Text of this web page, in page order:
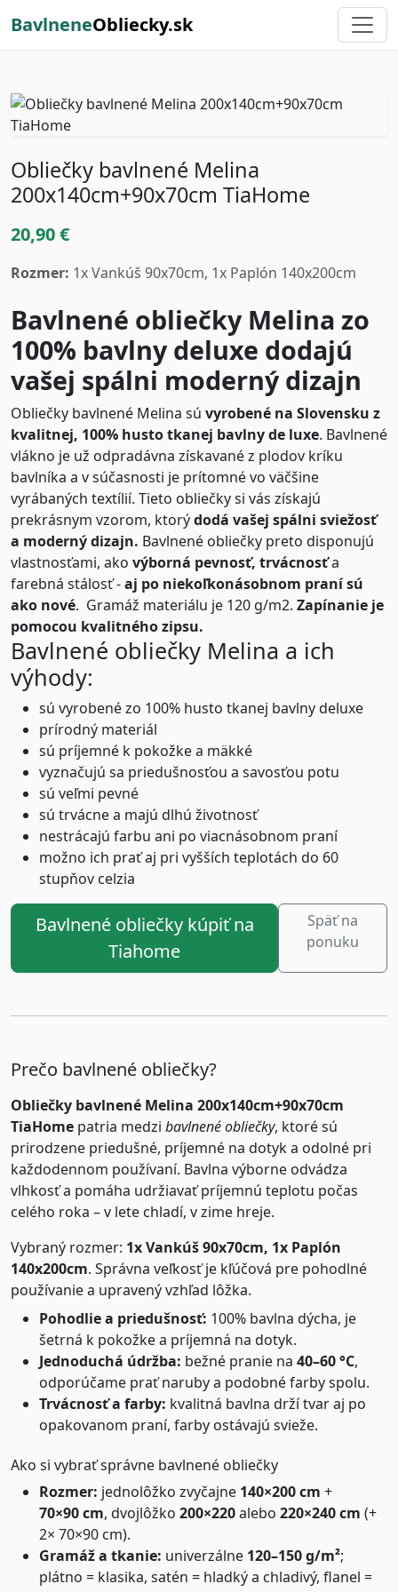
BavlneneObliecky.sk
Obliečky bavlnené Melina
200x140cm+90x70cm TiaHome
20,90 €
Rozmer: 1x Vankúš 90x70cm, 1x Paplón 140x200cm
Bavlnené obliečky Melina zo
100% bavlny deluxe dodajú
vašej spálni moderný dizajn
Obliečky bavlnené Melina sú vyrobené na Slovensku z
kvalitnej, 100% husto tkanej bavlny de luxe. Bavlnené
vlákno je už odpradávna získavané z plodov kríku
bavlníka a v súčasnosti je prítomné vo väčšine
vyrábaných textílií. Tieto obliečky si vás získajú
prekrásnym vzorom, ktorýdodá vašej spálni sviežosť
a moderný dizajn. Bavlnené obliečky preto disponujú
vlastnosťami, ako výborná pevnosť, trvácnosťa
farebná stálosť -aj po niekoľkonásobnom praní sú
ako nové. Gramáž materiálu je 120 g/m2. Zapínanie je
pomocou kvalitného zipsu.
Bavlnené obliečky Melina a ich
výhody:
sú vyrobené zo 100% husto tkanej bavlny deluxe
prírodný materiál
sú príjemné k pokožke a mäkké
vyznačujú sa priedušnosťou a savosťou potu
sú veľmi pevné
sú trvácne a majú dlhú životnosť
nestrácajú farbu ani po viacnásobnom praní
možno ich prať aj pri vyšších teplotách do 60
stupňov celzia
Bavlnené obliečky kúpiť na
Tiahome
Späť na
ponuku
Prečo bavlnené obliečky?
Obliečky bavlnené Melina 200x140cm+90x70cm
TiaHome patria medzi bavlnené obliečky, ktoré sú
prirodzene priedušné, príjemné na dotyk a odolné pri
každodennom používaní. Bavlna výborne odvádza
vlhkosť a pomáha udržiavať príjemnú teplotu počas
celého roka – v lete chladí, v zime hreje.
Vybraný rozmer: 1x Vankúš 90x70cm, 1x Paplón
140x200cm. Správna veľkosť je kľúčová pre pohodlné
používanie a upravený vzhľad lôžka.
Pohodlie a priedušnosť: 100% bavlna dýcha, je
šetrná k pokožke a príjemná na dotyk.
Jednoduchá údržba: bežné pranie na 40–60 °C,
odporúčame prať naruby a podobné farby spolu.
Trvácnosť a farby: kvalitná bavlna drží tvar aj po
opakovanom praní, farby ostávajú svieže.
Ako si vybrať správne bavlnené obliečky
Rozmer: jednolôžko zvyčajne 140×200 cm +
70×90 cm, dvojlôžko 200×220alebo 220×240 cm (+
2× 70×90 cm).
Gramáž a tkanie: univerzálne 120–150 g/m²;
plátno = klasika, satén = hladký a chladivý, flanel =